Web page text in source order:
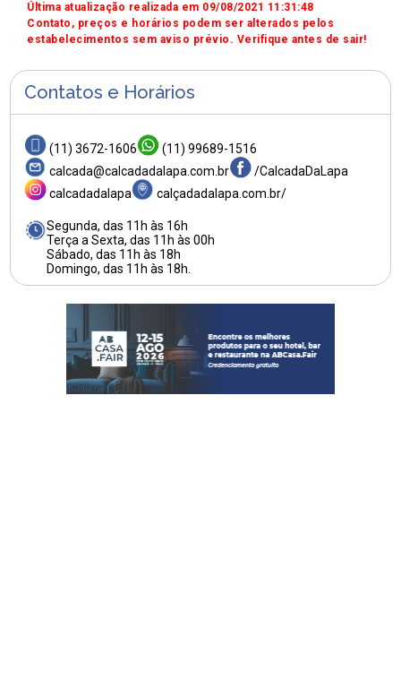
Última atualização realizada em 09/08/2021 11:31:48
Contato, preços e horários podem ser alterados pelos
estabelecimentos sem aviso prévio. Verifique antes de sair!
Contatos e Horários
(11) 3672-1606
(11) 99689-1516
calcada@calcadadalapa.com.br
/CalcadaDaLapa
calcadadalapa
calçadadalapa.com.br/
Segunda, das 11h às 16h
Terça a Sexta, das 11h às 00h
Sábado, das 11h às 18h
Domingo, das 11h às 18h.